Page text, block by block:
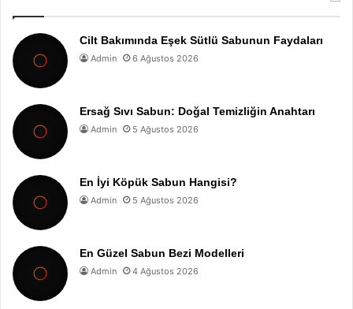
Cilt Bakımında Eşek Sütlü Sabunun Faydaları
Admin 6 Ağustos 2026
Ersağ Sıvı Sabun: Doğal Temizliğin Anahtarı
Admin 5 Ağustos 2026
En İyi Köpük Sabun Hangisi?
Admin 5 Ağustos 2026
En Güzel Sabun Bezi Modelleri
Admin 4 Ağustos 2026